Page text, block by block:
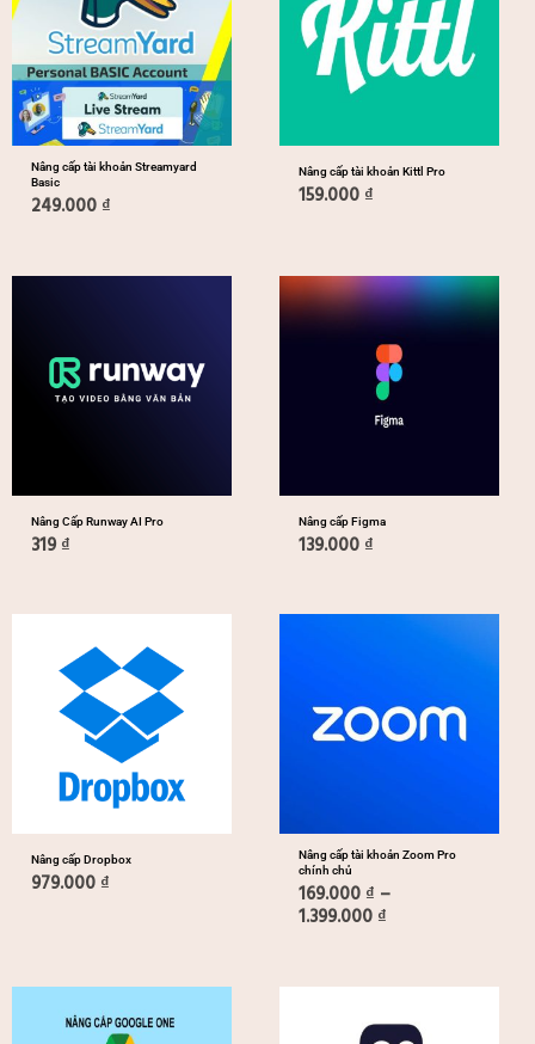
Nâng cấp tài khoản Streamyard
Basic
249.000 ₫
Nâng cấp tài khoản Kittl Pro
159.000 ₫
Nâng Cấp Runway AI Pro
319 ₫
Nâng cấp Figma
139.000 ₫
Nâng cấp Dropbox
979.000 ₫
Nâng cấp tài khoản Zoom Pro
chính chủ
169.000 ₫ –
1.399.000 ₫
Khoảng
đến
1.399.000 ₫
Khoảng Khoảng